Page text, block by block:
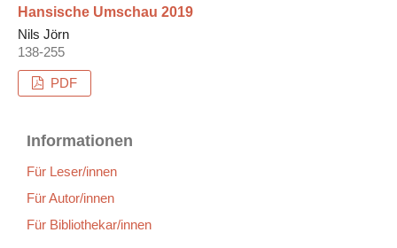
Hansische Umschau 2019
Nils Jörn
138-255
PDF
Informationen
Für Leser/innen
Für Autor/innen
Für Bibliothekar/innen